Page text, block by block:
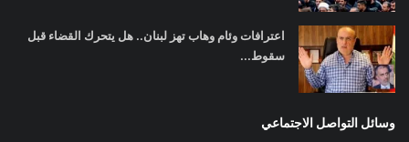
اعترافات وئام وهاب تهز لبنان.. هل يتحرك القضاء قبل
سقوط...
وسائل التواصل الاجتماعي